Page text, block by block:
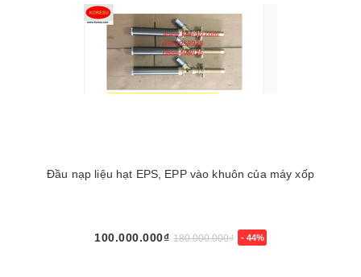
Đầu nạp liệu hạt EPS, EPP vào khuôn của máy xốp
100.000.000₫ 180.000.000₫ - 44%